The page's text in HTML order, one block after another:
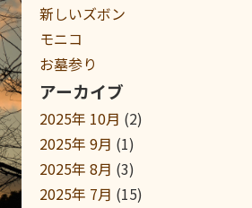
新しいズボン
モニコ
お墓参り
アーカイブ
2025年 10月 (2)
2025年 9月 (1)
2025年 8月 (3)
2025年 7月 (15)